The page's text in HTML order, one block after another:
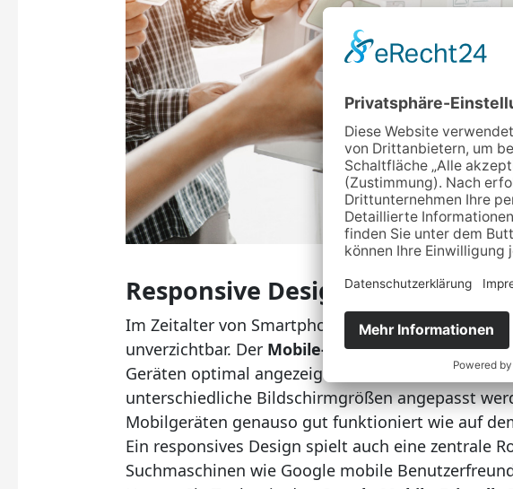
Responsive Design
Im Zeitalter von Smartphones und Tablets ist ein
unverzichtbar. Der Mobile-First-Ansatzsorgt
Geräten optimal angezeigt wird. Bilder, Buttons
unterschiedliche Bildschirmgrößen angepasst
Mobilgeräten genauso gut funktioniert wie auf
Ein responsives Design spielt auch eine zentrale
Suchmaschinen wie Google mobile